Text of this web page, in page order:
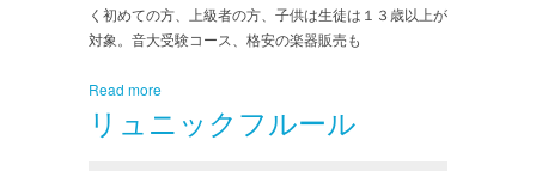
く初めての方、上級者の方、子供は生徒は１３歳以上が
対象。音大受験コース、格安の楽器販売も
Read more
リュニックフルール